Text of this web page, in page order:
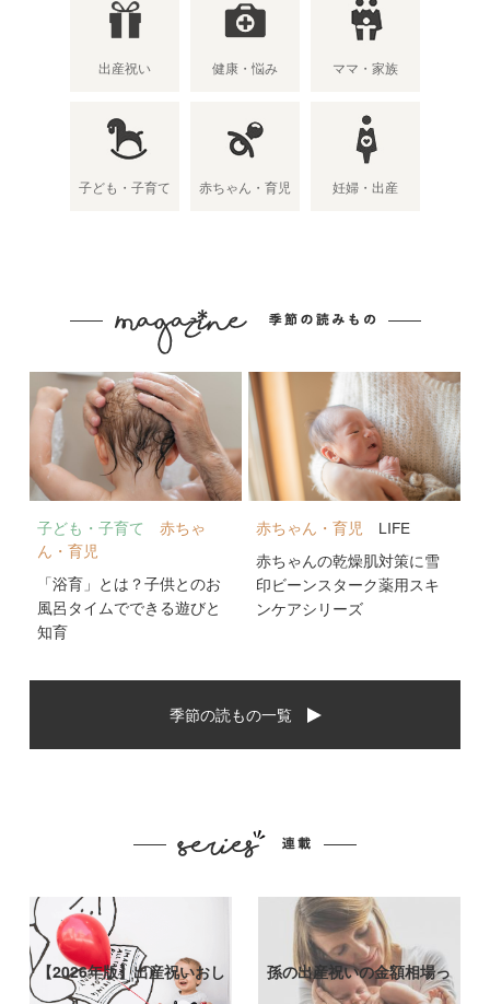
出産祝い 健康・悩み ママ・家族
子ども・子育て 赤ちゃん・育児 妊婦・出産
子ども・子育て
赤ちゃ
ん・育児
「浴育」とは？子供とのお
風呂タイムでできる遊びと
知育
赤ちゃん・育児
LIFE
赤ちゃんの乾燥肌対策に雪
印ビーンスターク薬用スキ
ンケアシリーズ
季節の読もの一覧
【2026年版】出産祝いおし
ゃれなプ…
孫の出産祝いの金額相場っ
て？出産祝い…